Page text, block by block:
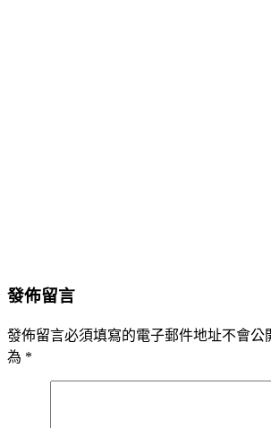
發佈留言
發佈留言必須填寫的電子郵件地址不會公
為 *